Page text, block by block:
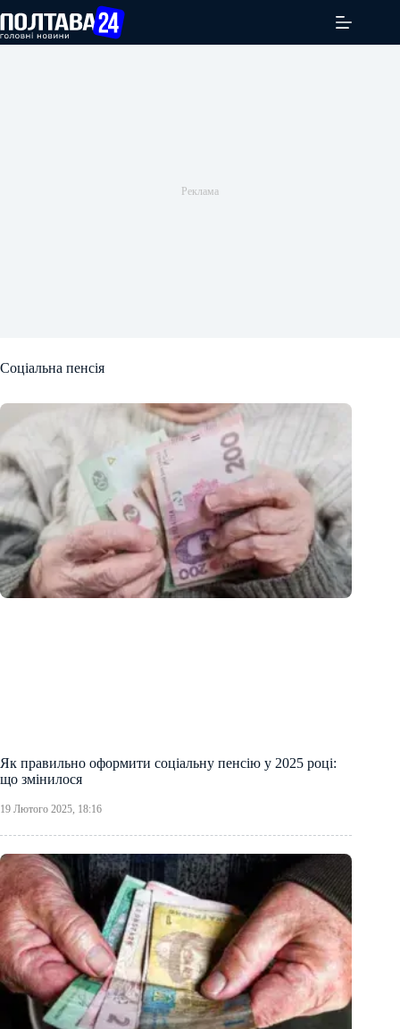
вмісту
Соціальна пенсія
Як правильно оформити соціальну пенсію у 2025 році:
що змінилося
19 Лютого 2025, 18:16